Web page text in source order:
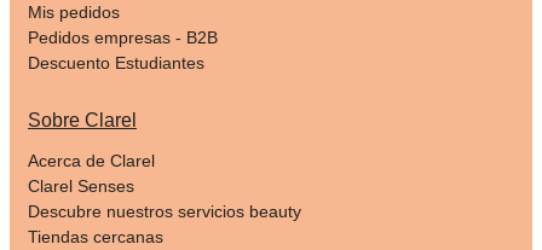
Mis pedidos
Pedidos empresas - B2B
Descuento Estudiantes
Sobre Clarel
Acerca de Clarel
Clarel Senses
Descubre nuestros servicios beauty
Tiendas cercanas